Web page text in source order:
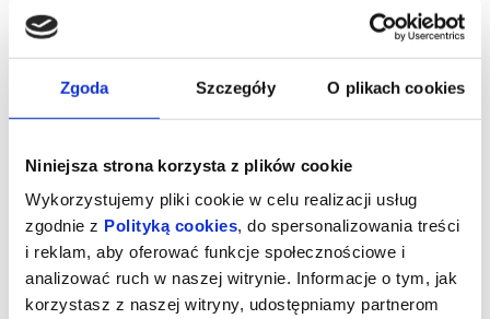
Zgoda Szczegóły O plikach cookies
Niniejsza strona korzysta z plików cookie
Wykorzystujemy pliki cookie w celu realizacji usług
zgodnie z Polityką cookies, do spersonalizowania treści
i reklam, aby oferować funkcje społecznościowe i
analizować ruch w naszej witrynie. Informacje o tym, jak
korzystasz z naszej witryny, udostępniamy partnerom